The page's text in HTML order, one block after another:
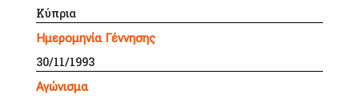
Κύπρια
Ημερομηνία Γέννησης
30/11/1993
Αγώνισμα